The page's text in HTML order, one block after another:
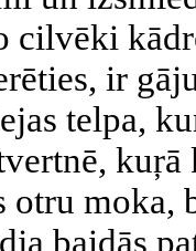
cilvēki
ir
telpa,
kuŗā
otru moka,
baidās